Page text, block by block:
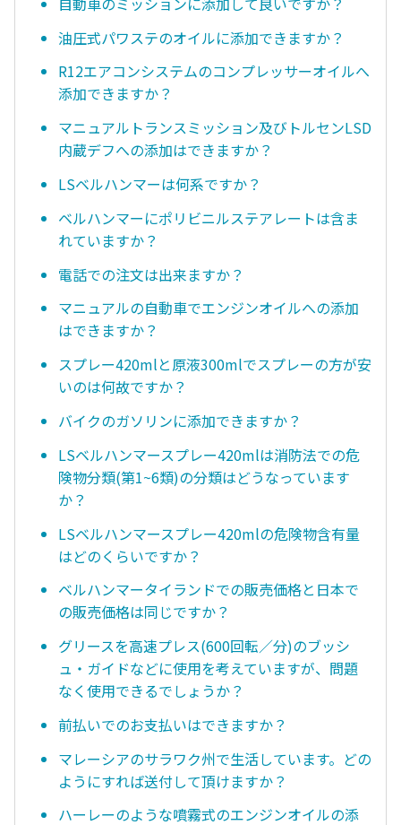
油圧式パワステのオイルに添加できますか？
R12エアコンシステムのコンプレッサーオイルへ
添加できますか？
マニュアルトランスミッション及びトルセンLSD
内蔵デフへの添加はできますか？
LSベルハンマーは何系ですか？
ベルハンマーにポリビニルステアレートは含ま
れていますか？
電話での注文は出来ますか？
マニュアルの自動車でエンジンオイルへの添加
はできますか？
スプレー420mlと原液300mlでスプレーの方が安
いのは何故ですか？
バイクのガソリンに添加できますか？
LSベルハンマースプレー420mlは消防法での危
険物分類(第1~6類)の分類はどうなっています
か？
LSベルハンマースプレー420mlの危険物含有量
はどのくらいですか？
ベルハンマータイランドでの販売価格と日本で
の販売価格は同じですか？
グリースを高速プレス(600回転／分)のブッシ
ュ・ガイドなどに使用を考えていますが、問題
なく使用できるでしょうか？
前払いでのお支払いはできますか？
マレーシアのサラワク州で生活しています。どの
ようにすれば送付して頂けますか？
ハーレーのような噴霧式のエンジンオイルの添